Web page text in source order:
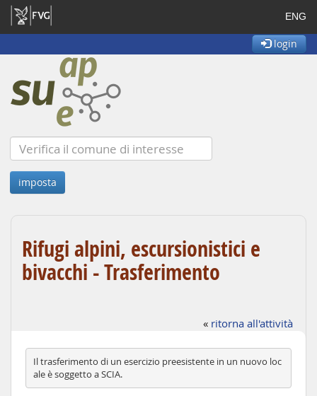
ENG
login
Rifugi alpini, escursionistici e
bivacchi - Trasferimento
« ritorna all'attività
Il trasferimento di un esercizio preesistente in un nuovo loc
ale è soggetto a SCIA.